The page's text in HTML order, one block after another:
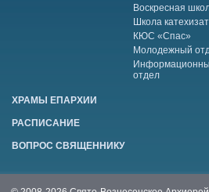
Воскресная
Школа
КЮС «Спас»
Молодежный
отдел
ХРАМЫ ЕПАРХИИ
РАСПИСАНИЕ
ВОПРОС СВЯЩЕННИКУ